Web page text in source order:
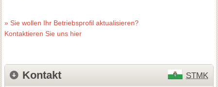
» Sie wollen Ihr Betriebsprofil aktualisieren?
Kontaktieren Sie uns hier
Kontakt STMK